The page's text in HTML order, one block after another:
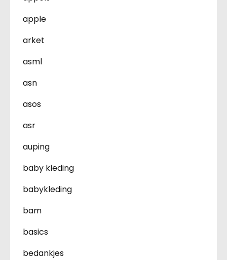
apple
arket
asml
asn
asos
asr
auping
baby kleding
babykleding
bam
basics
bedankjes